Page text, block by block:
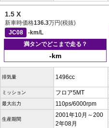
1.5 X
新車時価格136.3万円(税抜)
JC08
-km/L
満タンでどこまで走る？
-km
排気量 1496cc
ミッション フロア5MT
最大出力 110ps/6000rpm
生産期間
2001年10月～200
2年08月